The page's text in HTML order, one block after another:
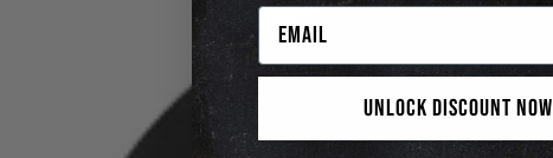
UNLOCK DISCOUNT NOW